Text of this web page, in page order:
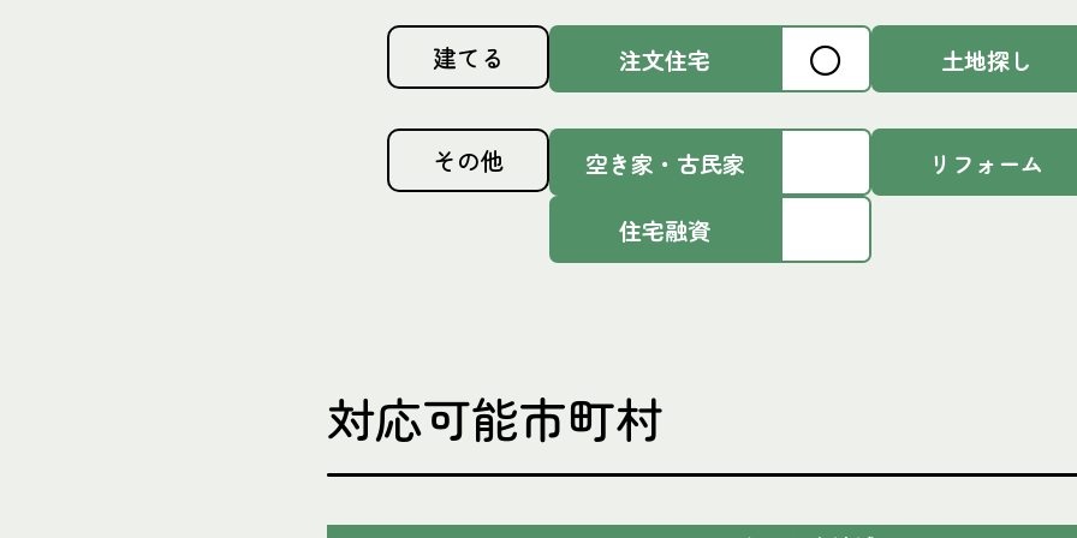
建てる 注文住宅 〇 土地探し
その他 空き家・古民家 リフォーム
住宅融資
対応可能市町村